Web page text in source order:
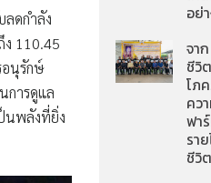
ลดกำลัง
ง 110.45
อนุรักษ์
การดูแล
นพลังที่ยิ่ง
อย่
จา
ชีวิ
โภ
คว
ฟา
รา
ชีวิ